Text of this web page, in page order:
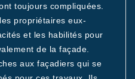
toujours compliquées.
propriétaires eux-
et les habilités pour
de la façade.
aux façadiers qui se